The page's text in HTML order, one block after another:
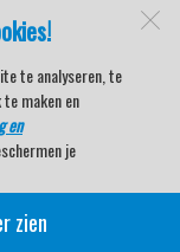
te analyseren, te
maken en
en
je
zien